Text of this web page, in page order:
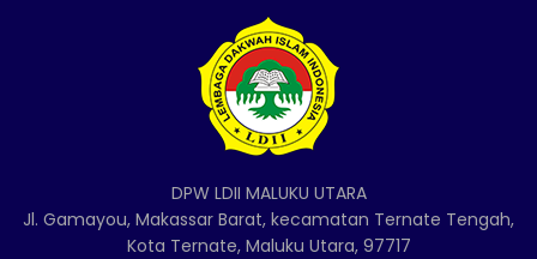
DPW LDII MALUKU UTARA
Jl. Gamayou, Makassar Barat, kecamatan Ternate Tengah,
Kota Ternate, Maluku Utara, 97717